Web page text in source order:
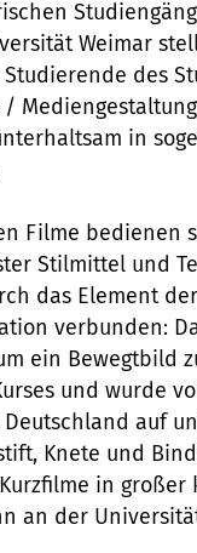
Weimar
des
in
Filme bedienen
Stilmittel und
das Element
verbunden:
ein Bewegtbild
und wurde
auf
Knete und
in
an der